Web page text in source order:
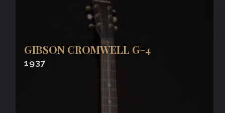
GIBSON CROMWELL G-4
1937